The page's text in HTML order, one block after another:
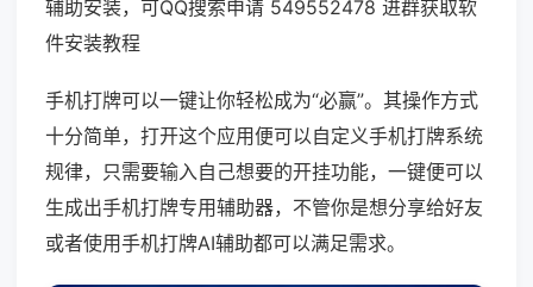
辅助安装，可QQ搜索申请 549552478 进群获取软
件安装教程
手机打牌可以一键让你轻松成为“必赢”。其操作方式
十分简单，打开这个应用便可以自定义手机打牌系统
规律，只需要输入自己想要的开挂功能，一键便可以
生成出手机打牌专用辅助器，不管你是想分享给好友
或者使用手机打牌AI辅助都可以满足需求。